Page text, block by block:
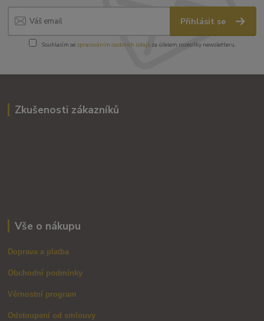
Přihlásit se
Souhlasím se zpracováním osobních údajůza účelem rozesílky newsletteru.
Zkušenosti zákazníků
Vše o nákupu
Doprava a platba
Obchodní podmínky
Věrnostní program
Odstoupení od smlouvy